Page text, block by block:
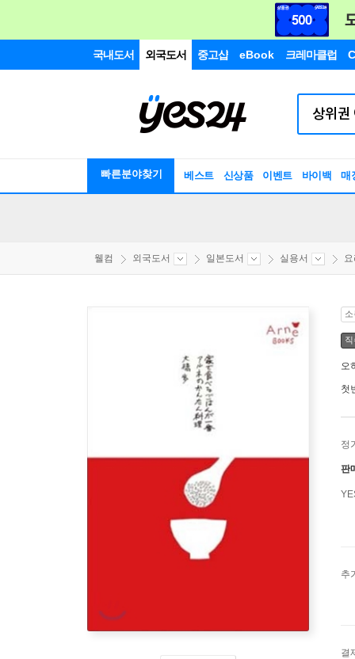
국내도서 외국도서 중고샵 eBook 크레마클럽
빠른분야찾기 베스트 신상품 이벤트 바이백 매
웰컴 외국도서 일본도서 실용서
오
첫
정
판
추
결